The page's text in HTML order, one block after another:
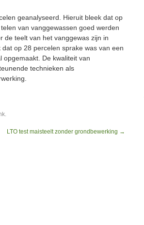
geanalyseerd. Hieruit bleek dat op
van vanggewassen goed werden
de teelt van het vanggewas zijn in
op 28 percelen sprake was van een
opgemaakt. De kwaliteit van
technieken als
.
LTO test maisteelt zonder grondbewerking →